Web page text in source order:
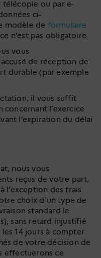
télécopie ou par e-
ci-
modèle de formulaire
n’est pas obligatoire.
vous
de réception de
durable (par exemple
il vous suffit
concernant l’exercice
l’expiration du délai
nous vous
reçus de votre part,
l’exception des frais
choix d’un type de
standard le
sans retard injustifié
14 jours à compter
de votre décision de
effectuerons ce